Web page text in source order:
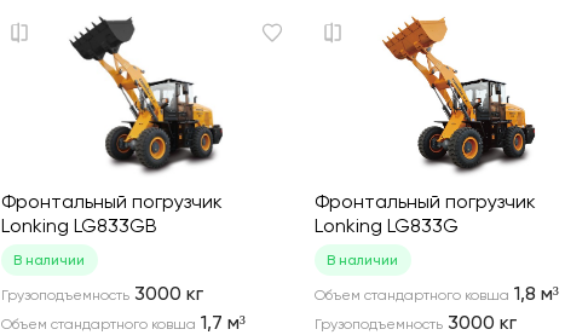
Фронтальный погрузчик
Lonking LG833GB
В наличии
Грузоподъемность 3000 кг
Объем стандартного ковша 1,7 м³
Фронтальный погрузчик
Lonking LG833G
В наличии
Объем стандартного ковша 1,8 м³
Грузоподъемность 3000 кг